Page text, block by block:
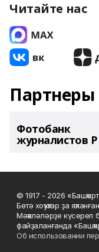
Читайте нас
Партнеры
Фотобанк
журналистов
© 1917 - 2026
Бөтә хоҡуҡтар ҙа
Мәҡәләләрҙе күсереп
файҙаланғанда
Об использовании